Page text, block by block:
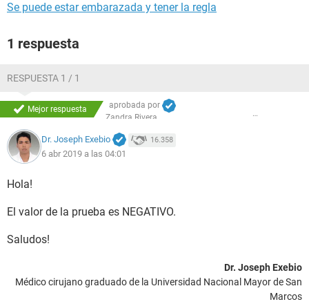
Se puede estar embarazada y tener la regla
1 respuesta
RESPUESTA 1 / 1
Mejor respuesta
aprobada por
Zandra Rivera
Dr. Joseph Exebio 16.358
6 abr 2019 a las 04:01
Hola!
El valor de la prueba es NEGATIVO.
Saludos!
Dr. Joseph Exebio
Médico cirujano graduado de la Universidad Nacional Mayor de San
Marcos